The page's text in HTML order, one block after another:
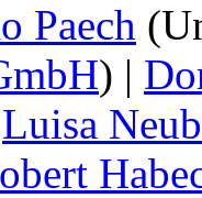
Paech
) |
Luisa